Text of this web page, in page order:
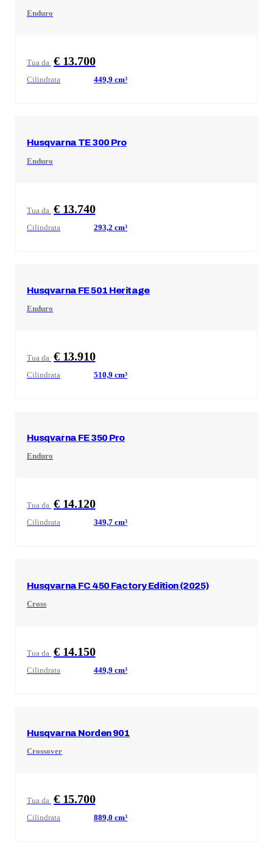
Enduro
Tua da € 13.700
Cilindrata 449,9 cm³
Husqvarna TE 300 Pro
Enduro
Tua da € 13.740
Cilindrata 293,2 cm³
Husqvarna FE 501 Heritage
Enduro
Tua da € 13.910
Cilindrata 510,9 cm³
Husqvarna FE 350 Pro
Enduro
Tua da € 14.120
Cilindrata 349,7 cm³
Husqvarna FC 450 Factory Edition (2025)
Cross
Tua da € 14.150
Cilindrata 449,9 cm³
Husqvarna Norden 901
Crossover
Tua da € 15.700
Cilindrata 889,0 cm³